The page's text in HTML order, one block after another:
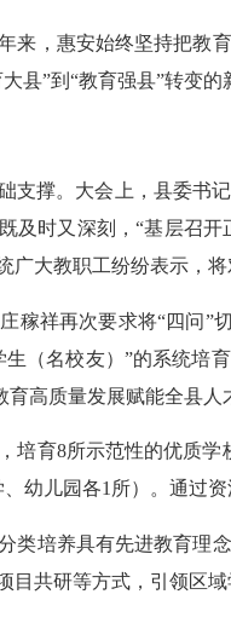
，惠安始终坚持把教
县”到“教育强县”转变的
撑。大会上，县委书
及时又深刻，“基层召
大教职工纷纷表示，
祥再次要求将“四问”切
（名校友）”的系统培
高质量发展赋能全县人
育8所示范性的优质学
幼儿园各1所）。通过
培养具有先进教育理念
共研等方式，引领区域